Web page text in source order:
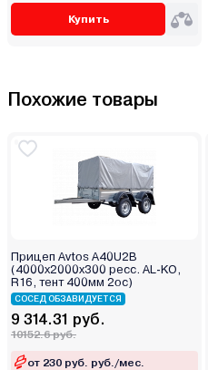
Купить
Похожие товары
Прицеп Avtos A40U2B
(4000х2000х300 ресс. AL-KO,
R16, тент 400мм 2ос)
СОСЕД ОБЗАВИДУЕТСЯ
9 314.31 руб.
10152.6 руб.
от 230 руб. руб./мес.